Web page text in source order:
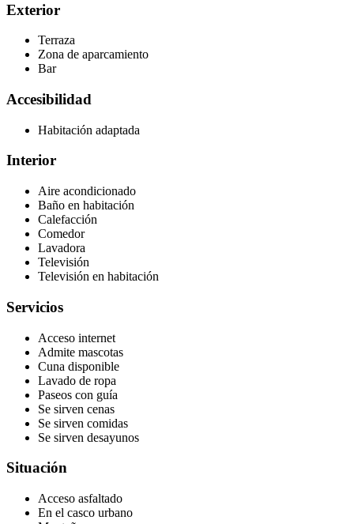
Exterior
Terraza
Zona de aparcamiento
Bar
Accesibilidad
Habitación adaptada
Interior
Aire acondicionado
Baño en habitación
Calefacción
Comedor
Lavadora
Televisión
Televisión en habitación
Servicios
Acceso internet
Admite mascotas
Cuna disponible
Lavado de ropa
Paseos con guía
Se sirven cenas
Se sirven comidas
Se sirven desayunos
Situación
Acceso asfaltado
En el casco urbano